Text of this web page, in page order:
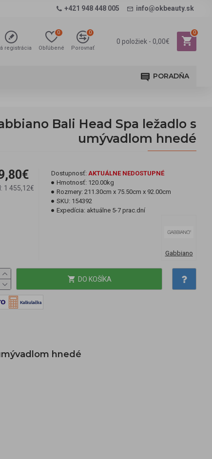
+421 948 448 005 info@okbeauty.sk
registrácia Obľúbené
0
Porovnať
0
0 položiek - 0,00€
0
PORADŇA
Bali Head Spa ležadlo s
umývadlom hnedé
1 455,12€
Dostupnosť: AKTUÁLNE NEDOSTUPNÉ
Hmotnosť: 120.00kg
Rozmery: 211.30cm x 75.50cm x 92.00cm
SKU: 154392
Expedícia: aktuálne 5-7 prac.dní
Gabbiano
DO KOŠÍKA
hnedé